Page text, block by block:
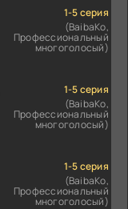
1-5 серия
(BaibaKo,
Профессиональный
многоголосый)
1-5 серия
(BaibaKo,
Профессиональный
многоголосый)
1-5 серия
(BaibaKo,
Профессиональный
многоголосый)